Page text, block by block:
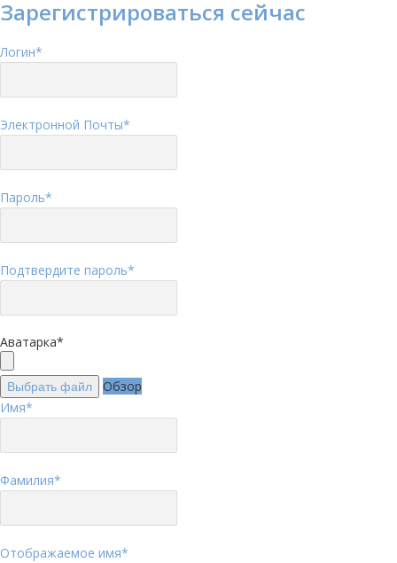
Зарегистрироваться сейчас
Логин*
Электронной Почты*
Пароль*
Подтвердите пароль*
Аватарка*
Выбрать файл
Обзор
Имя*
Фамилия*
Отображаемое имя*